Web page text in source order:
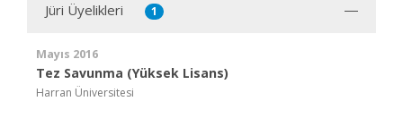
Jüri Üyelikleri 1
Mayıs 2016
Tez Savunma (Yüksek Lisans)
Harran Üniversitesi